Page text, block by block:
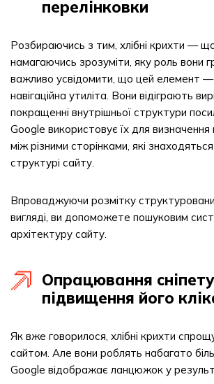
перелінковки
Розбираючись з тим, хлібні крихти —
намагаючись зрозуміти, яку роль вони
важливо усвідомити, що цей елемент
навігаційна утиліта. Вони відіграють
покращенні внутрішньої структури
Google використовує їх для визначення
між різними сторінками, які
структурі сайту.
Впроваджуючи розмітку
вигляді, ви допоможете пошуковим
архітектуру сайту.
Опрацювання
підвищення його
Як вже говорилося, хлібні крихти
сайтом. Але вони роблять набагато
Google відображає ланцюжок у